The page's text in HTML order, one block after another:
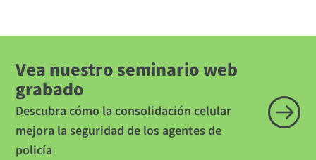
Vea nuestro seminario web
grabado
Descubra cómo la consolidación celular
mejora la seguridad de los agentes de
policía